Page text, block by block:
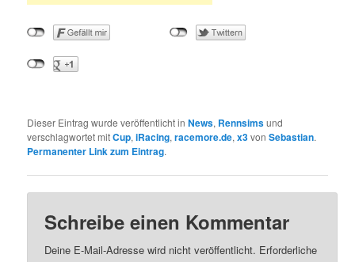
Dieser Eintrag wurde veröffentlicht inNews, Rennsimsund
verschlagwortet mitCup,iRacing,racemore.de,x3vonSebastian.
Permanenter Link zum Eintrag.
Schreibe einen Kommentar
Deine E-Mail-Adresse wird nicht veröffentlicht. Erforderliche